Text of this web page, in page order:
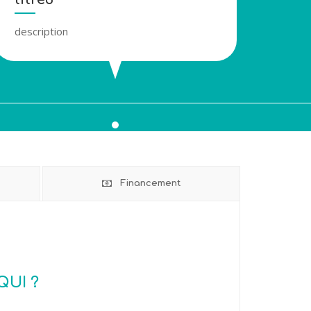
description
Financement
?